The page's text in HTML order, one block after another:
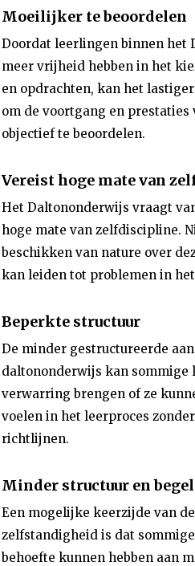
Moeilijker te beoordelen
Doordat leerlingen binnen het
meer vrijheid hebben in het
en opdrachten, kan het
om de voortgang en prestaties
objectief te beoordelen.
Vereist hoge mate van
Het Daltononderwijs vraagt
hoge mate van zelfdiscipline.
beschikken van nature over
kan leiden tot problemen in
Beperkte structuur
De minder gestructureerde
daltononderwijs kan sommige
verwarring brengen of ze
voelen in het leerproces
richtlijnen.
Minder structuur en
Een mogelijke keerzijde van
zelfstandigheid is dat
behoefte kunnen hebben aan